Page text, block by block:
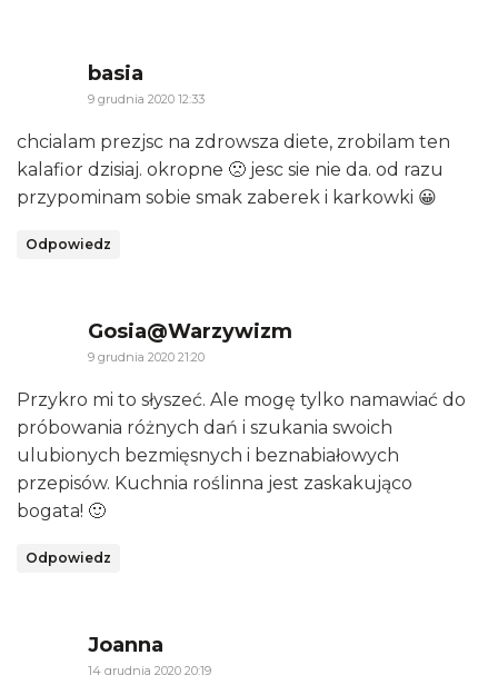
basia
9 grudnia 2020 12:33
chcialam prezjsc na zdrowsza diete, zrobilam ten
kalafior dzisiaj. okropne 🙁 jesc sie nie da. od razu
przypominam sobie smak zaberek i karkowki 😀
Odpowiedz
Gosia@Warzywizm
9 grudnia 2020 21:20
Przykro mi to słyszeć. Ale mogę tylko namawiać do
próbowania różnych dań i szukania swoich
ulubionych bezmięsnych i beznabiałowych
przepisów. Kuchnia roślinna jest zaskakująco
bogata! 🙂
Odpowiedz
Joanna
14 grudnia 2020 20:19